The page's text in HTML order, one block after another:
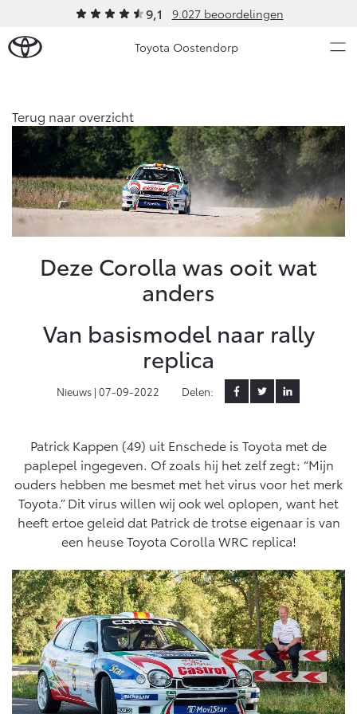
9,1 9.027 beoordelingen
Toyota Oostendorp
Ons bedrijf
Ons bedrijf
Contact en Route
Vacatures
Klantbeoordelingen
Modellen
Aygo X
HYBRIDE
Vanaf € 23.750,-
Yaris
HYBRIDE
Vanaf € 27.195,-
Yaris Cross
HYBRIDE
Vanaf € 31.895,-
Urban Cruiser
BATTERIJ-ELEKTRISCH
Vanaf € 32.995,-
Corolla Hatchback
HYBRIDE
Vanaf € 33.495,-
Corolla Touring Sports
HYBRIDE
Vanaf € 35.495,-
Occasions
Werkplaatsafspraak
APK
Airco check
Vakantiecheck
Hybride Zekerheid Controle
Toyota handleidingen
Toyota Service Informatie (SIL)
Schade & Garantie
Toyota Pechhulp
Schade & Glasherstel
10 jaar Toyota garantie
Diensten
Wat is Private Lease?
Bereken je maandbedrag
Private Lease voor ZZP
Private Lease Occasions
Financieren
Toyota Betaalplan
Oplaadservice
Thuislaadpakketten
Zakelijk
Zakelijk
Toyota voor de zaak
Leaserijder
Wagenparkbeheer
Contact zakelijke markt
Leasen
Financial Lease
Operational Lease
Werkplaatsafspraak maken
Contact en Route
Schade melden
Plan een proefrit
Vraag een brochure aan
Bekijk de verwachte modellen
Terug naar overzicht
Deze Corolla was ooit wat
anders
Van basismodel naar rally
replica
Nieuws | 07-09-2022 Delen:
Patrick Kappen (49) uit Enschede is Toyota met de
paplepel ingegeven. Of zoals hij het zelf zegt: “Mijn
ouders hebben me besmet met het virus voor het merk
Toyota.” Dit virus willen wij ook wel oplopen, want het
heeft ertoe geleid dat Patrick de trotse eigenaar is van
een heuse Toyota Corolla WRC replica!